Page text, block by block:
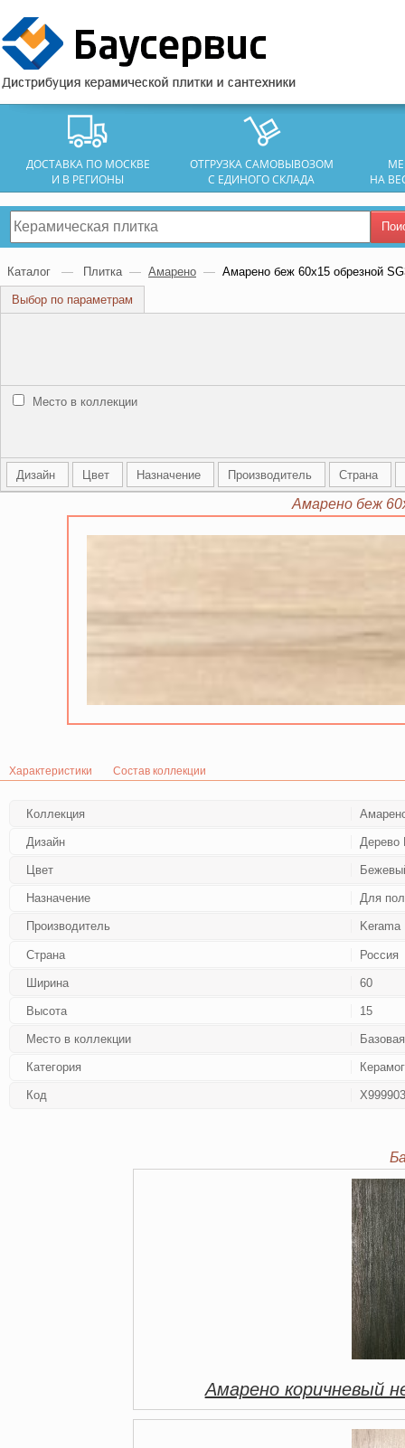
ДОСТАВКА ПО МОСКВЕ
И В РЕГИОНЫ
ОТГРУЗКА САМОВЫВОЗОМ
С ЕДИНОГО СКЛАДА
НА
Каталог — Плитка — Амарено — Амарено беж 60х15 обрезной
Выбор по параметрам
Место в коллекции
Дизайн Цвет Назначение Производитель Страна
Амарено беж
Характеристики Состав коллекции
Коллекция
Дизайн Дерево
Цвет
Назначение Для
Производитель Kerama
Страна Россия
Ширина 60
Высота 15
Место в коллекции
Категория
Код
Амарено коричневый